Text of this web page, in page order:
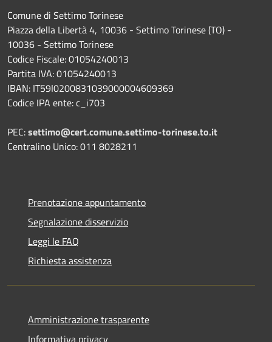
Comune di Settimo Torinese
Piazza della Libertà 4, 10036 - Settimo Torinese (TO) -
10036 - Settimo Torinese
Codice Fiscale: 01054240013
Partita IVA: 01054240013
IBAN: IT59I0200831039000004609369
Codice IPA ente: c_i703
PEC:settimo@cert.comune.settimo-torinese.to.it
Centralino Unico: 011 8028211
Prenotazione appuntamento
Segnalazione disservizio
Leggi le FAQ
Richiesta assistenza
Amministrazione trasparente
Informativa privacy